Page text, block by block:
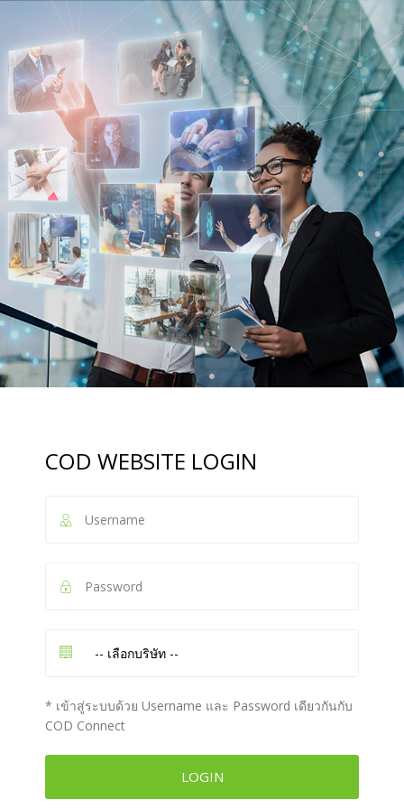
COD WEBSITE LOGIN
* เข้าสู่ระบบด้วย Username และ Password เดียวกันกับ
COD Connect
LOGIN